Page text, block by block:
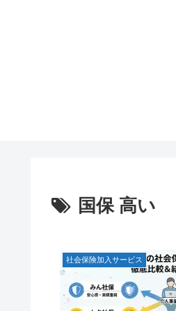
国保 高い
社会保険加入サービス